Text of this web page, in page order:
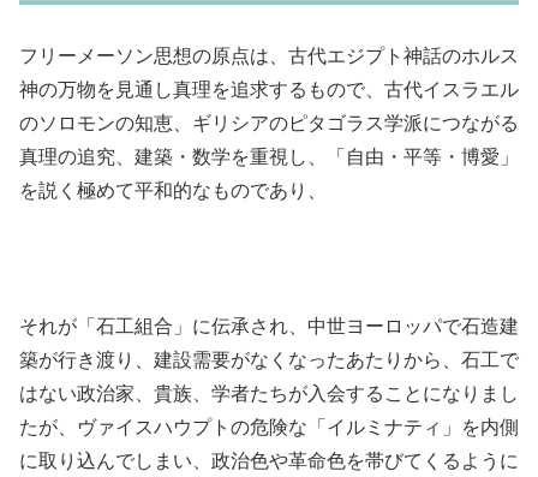
フリーメーソン思想の原点は、古代エジプト神話のホルス
神の万物を見通し真理を追求するもので、古代イスラエル
のソロモンの知恵、ギリシアのピタゴラス学派につながる
真理の追究、建築・数学を重視し、「自由・平等・博愛」
を説く極めて平和的なものであり、
それが「石工組合」に伝承され、中世ヨーロッパで石造建
築が行き渡り、建設需要がなくなったあたりから、石工で
はない政治家、貴族、学者たちが入会することになりまし
たが、ヴァイスハウプトの危険な「イルミナティ」を内側
に取り込んでしまい、政治色や革命色を帯びてくるように